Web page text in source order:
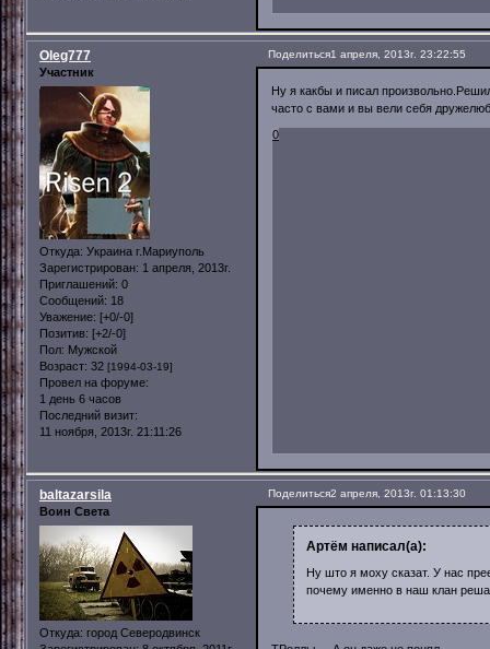
Поделиться1 апреля, 2013г. 23:22:55
Oleg777
Участник
Откуда: Украина г.Мариуполь
Зарегистрирован: 1 апреля, 2013г.
Приглашений: 0
Сообщений: 18
Уважение: [+0/-0]
Позитив: [+2/-0]
Пол: Мужской
Возраст: 32 [1994-03-19]
Провел на форуме:
1 день 6 часов
Последний визит:
11 ноября, 2013г. 21:11:26
Ну я какбы и писал
часто с вами и вы вели себя
0
Поделиться2 апреля, 2013г. 01:13:30
baltazarsila
Воин Света
Откуда: город Северодвинск
Артём написал(а):
Ну што я моху сказат. У нас
почему именно в наш клан